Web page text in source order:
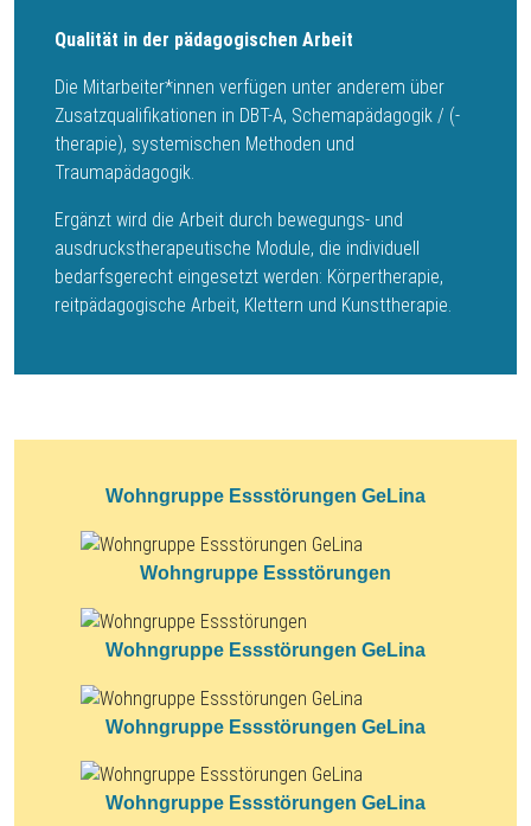
Qualität in der pädagogischen Arbeit
Die Mitarbeiter*innen verfügen unter anderem über
Zusatzqualifikationen in DBT-A, Schemapädagogik / (-
therapie), systemischen Methoden und
Traumapädagogik.
Ergänzt wird die Arbeit durch bewegungs- und
ausdruckstherapeutische Module, die individuell
bedarfsgerecht eingesetzt werden: Körpertherapie,
reitpädagogische Arbeit, Klettern und Kunsttherapie.
Wohngruppe Essstörungen GeLina
Wohngruppe Essstörungen
Wohngruppe Essstörungen GeLina
Wohngruppe Essstörungen GeLina
Wohngruppe Essstörungen GeLina